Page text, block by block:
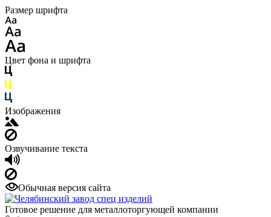
Размер шрифта
Цвет фона и шрифта
Изображения
Озвучивание текста
Обычная версия сайта
Готовое решение для металлоторгующей компании